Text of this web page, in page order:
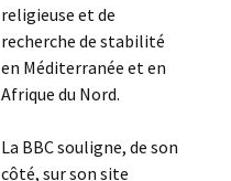
religieuse et de
recherche de stabilité
en Méditerranée et en
Afrique du Nord.
La BBC souligne, de son
côté, sur son site